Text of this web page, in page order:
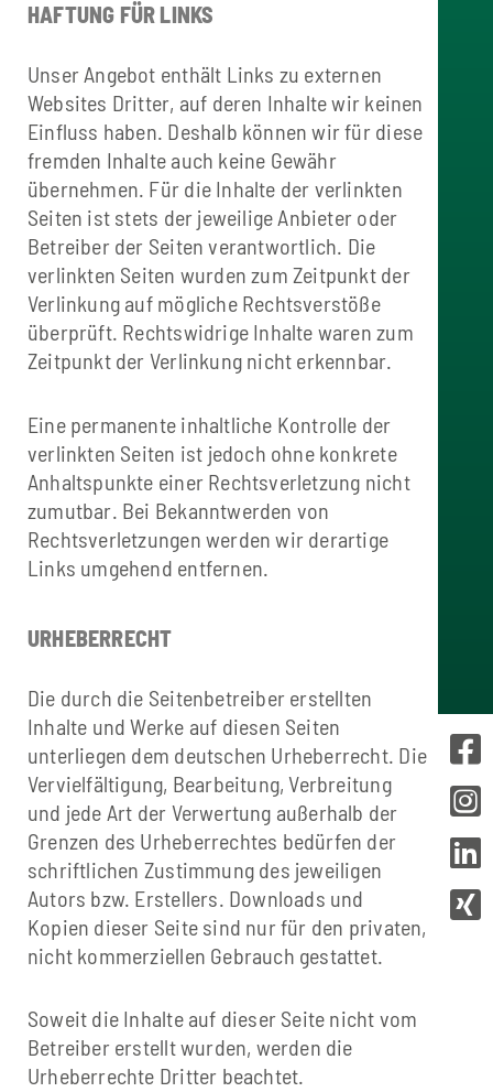
HAFTUNG FÜR LINKS
Unser Angebot enthält Links zu externen
Websites Dritter, auf deren Inhalte wir keinen
Einfluss haben. Deshalb können wir für diese
fremden Inhalte auch keine Gewähr
übernehmen. Für die Inhalte der verlinkten
Seiten ist stets der jeweilige Anbieter oder
Betreiber der Seiten verantwortlich. Die
verlinkten Seiten wurden zum Zeitpunkt der
Verlinkung auf mögliche Rechtsverstöße
überprüft. Rechtswidrige Inhalte waren zum
Zeitpunkt der Verlinkung nicht erkennbar.
Eine permanente inhaltliche Kontrolle der
verlinkten Seiten ist jedoch ohne konkrete
Anhaltspunkte einer Rechtsverletzung nicht
zumutbar. Bei Bekanntwerden von
Rechtsverletzungen werden wir derartige
Links umgehend entfernen.
URHEBERRECHT
Die durch die Seitenbetreiber erstellten
Inhalte und Werke auf diesen Seiten
unterliegen dem deutschen Urheberrecht. Die
Vervielfältigung, Bearbeitung, Verbreitung
und jede Art der Verwertung außerhalb der
Grenzen des Urheberrechtes bedürfen der
schriftlichen Zustimmung des jeweiligen
Autors bzw. Erstellers. Downloads und
Kopien dieser Seite sind nur für den privaten,
nicht kommerziellen Gebrauch gestattet.
Soweit die Inhalte auf dieser Seite nicht vom
Betreiber erstellt wurden, werden die
Urheberrechte Dritter beachtet.